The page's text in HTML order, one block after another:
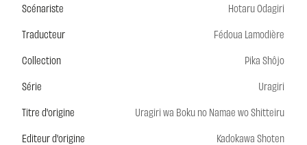
Scénariste
Hotaru Odagiri
Traducteur
Fédoua Lamodière
Collection
Pika Shôjo
Série
Uragiri
Titre d'origine
Uragiri wa Boku no Namae wo Shitteiru
Editeur d'origine
Kadokawa Shoten